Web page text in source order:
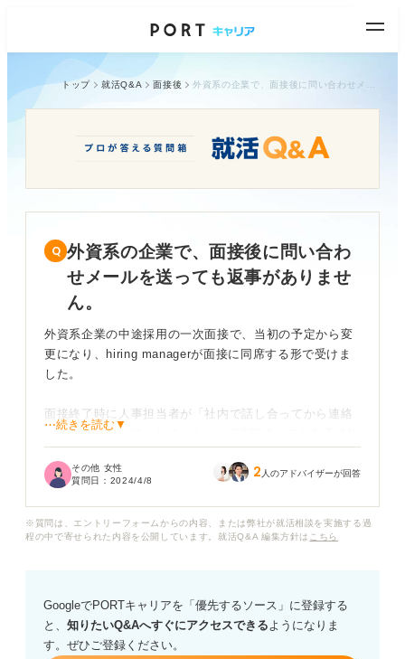
トップ 就活Q&A 面接後
外資系の企業で、面接後に問い合わ
せメールを送っても返事がありませ
ん。
外資系企業の中途採用の一次面接で、当初の予定から変
更になり、hiring managerが面接に同席する形で受けま
した。
面接終了時に人事担当者が「社内で話し合ってから連絡
します」と言ってくれましたが、2週間経っても合否連絡
ました。しかし、そのメールに対しても人事担当者から
これは不合格と思った方が良いでしょうか？
⋯続きを読む▼
その他 女性
質問日： 2024/4/8 2 人のアドバイザーが回答
※質問は、エントリーフォームからの内容、または弊社が就活相談を実施する過
程の中で寄せられた内容を公開しています。就活Q&A 編集方針は こちら
GoogleでPORTキャリアを「優先するソース」に登録する
と、 知りたいQ&Aへすぐにアクセスできるようになりま
す。ぜひご登録ください。